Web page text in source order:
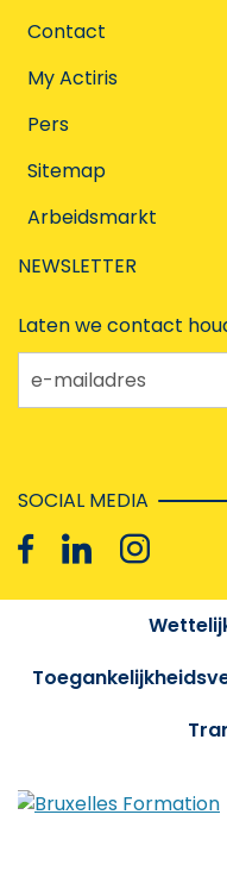
Contact
My Actiris
Pers
Sitemap
Arbeidsmarkt
NEWSLETTER
Laten we contact
e-mailadres
SOCIAL MEDIA